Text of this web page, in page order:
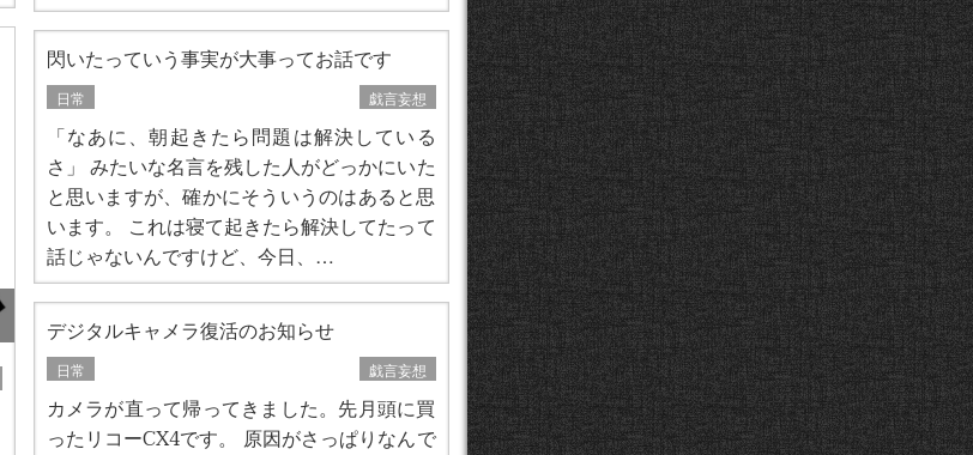
閃いたっていう事実が大事ってお話です
日常 戯言妄想
「なあに、朝起きたら問題は解決している
さ」 みたいな名言を残した人がどっかにいた
と思いますが、確かにそういうのはあると思
います。 これは寝て起きたら解決してたって
話じゃないんですけど、今日、…
デジタルキャメラ復活のお知らせ
日常 戯言妄想
カメラが直って帰ってきました。先月頭に買
ったリコーCX4です。 原因がさっぱりなんで